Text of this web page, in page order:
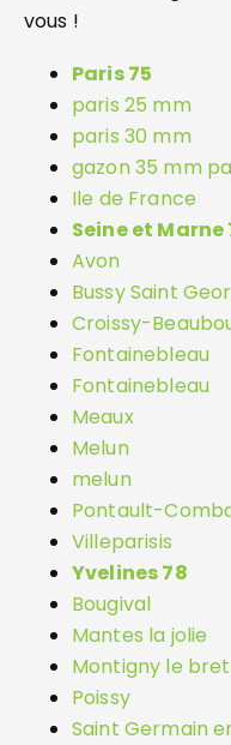
vous !
Paris 75
paris 25 mm
paris 30 mm
gazon 35 mm
Ile de France
Seine et Marne
Avon
Bussy Saint
Croissy-
Fontainebleau
Fontainebleau
Meaux
Melun
melun
Pontault-
Villeparisis
Yvelines 78
Bougival
Mantes la jolie
Montigny le
Poissy
Saint Germain